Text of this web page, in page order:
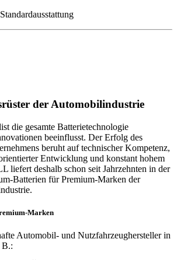
der Automobilindustrie
die gesamte Batterietechnologie
beeinflusst. Der Erfolg des
beruht auf technischer Kompetenz,
Entwicklung und konstant hohem
liefert deshalb schon seit Jahrzehnten in der
Batterien für Premium-Marken der
Marken
Automobil- und Nutzfahrzeughersteller in
B.: